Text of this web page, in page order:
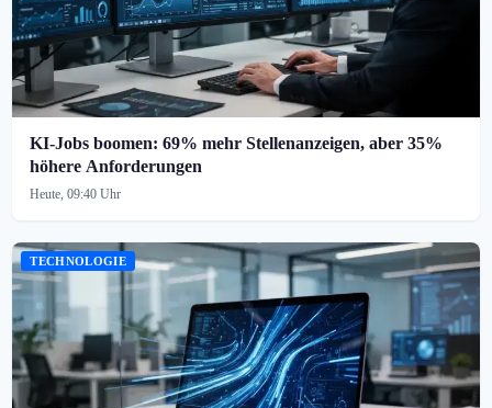
KI-Jobs boomen: 69% mehr Stellenanzeigen, aber 35%
höhere Anforderungen
Heute, 09:40 Uhr
TECHNOLOGIE